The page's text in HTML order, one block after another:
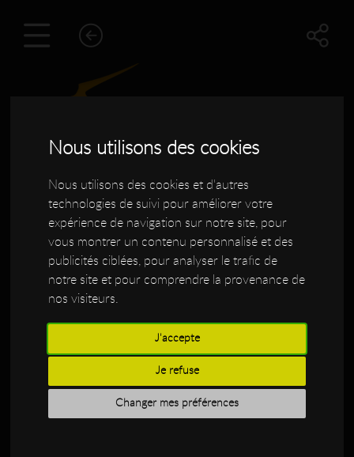
Nous utilisons des cookies
Nous utilisons des cookies et d'autres
technologies de suivi pour améliorer votre
expérience de navigation sur notre site, pour
vous montrer un contenu personnalisé et des
publicités ciblées, pour analyser le trafic de
notre site et pour comprendre la provenance de
nos visiteurs.
J'accepte
Je refuse
Changer mes préférences
Guitare Usinage Manche
Neck Mosrite pour LA
DISSIDENTE